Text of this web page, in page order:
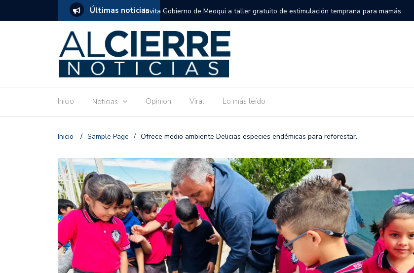
Últimas noticias
de estimulación temprana para mamás
Invitan a disfrutar las semifinales de la Serie Internacional Big League en el Alonso
Ronquillo este jueves.
Inicio Noticias Opinion Viral Lo más leído
Inicio / Sample Page / Ofrece medio ambiente Delicias especies endémicas para reforestar.